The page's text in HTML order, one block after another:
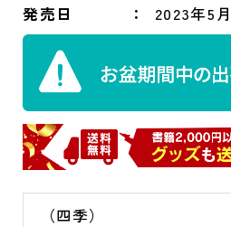
発売日 2023年5
（四季）